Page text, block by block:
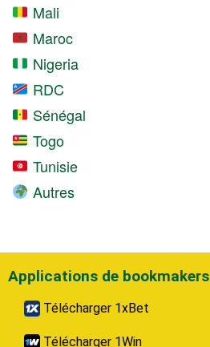
Mali
Maroc
Nigeria
RDC
Sénégal
Togo
Tunisie
Autres
Applications de bookmakers
Télécharger 1xBet
Télécharger 1Win